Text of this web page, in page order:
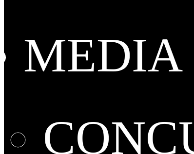
MEDIA